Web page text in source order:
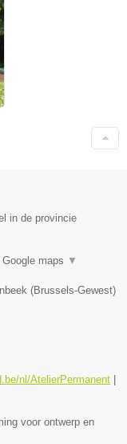
in de provincie
Google maps ▼
(Brussels-Gewest)
nl/AtelierPermanent |
voor ontwerp en